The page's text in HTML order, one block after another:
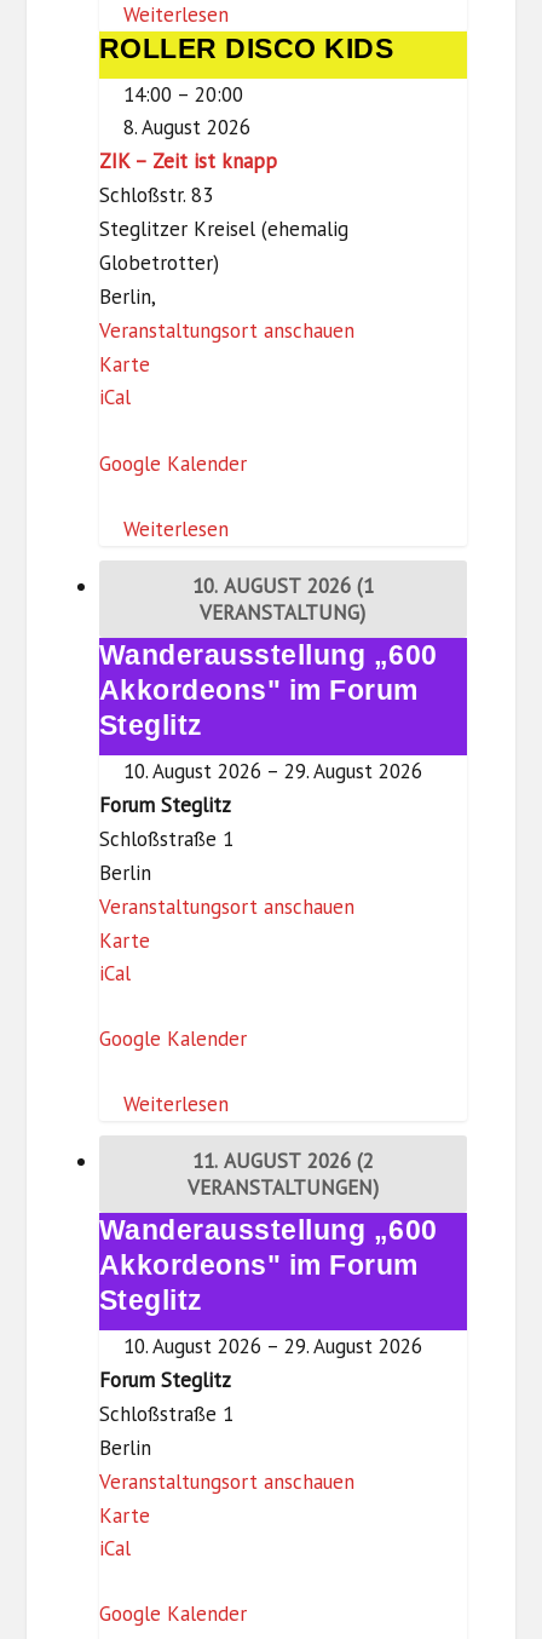
m
s
d
o
r
f
D
ü
p
p
e
Weiterlesen
ROLLER
DISCO
KIDS
ROLLER DISCO KIDS
14:00 – 20:00
8. August 2026
ZIK – Zeit ist knapp
Schloßstr. 83
Steglitzer Kreisel (ehemalig
Globetrotter)
Berlin,
Veranstaltungsort anschauen
KarteZ
–
e
i
i
s
t
k
n
a
p
p
iCal
Google Kalender
Weiterlesen
10. AUGUST 2026 (1
VERANSTALTUNG)
Wanderausstellung
„600
Akkordeons"
im
Wanderausstellung „600
Akkordeons" im Forum
Steglitz
10. August 2026 – 29. August 2026
Forum Steglitz
Schloßstraße 1
Berlin
Veranstaltungsort anschauen
KarteF
u
S
t
g
l
i
t
z
iCal
Google Kalender
Weiterlesen
11. AUGUST 2026 (2
VERANSTALTUNGEN)
Wanderausstellung
„600
Akkordeons"
im
Wanderausstellung „600
Akkordeons" im Forum
Steglitz
10. August 2026 – 29. August 2026
Forum Steglitz
Schloßstraße 1
Berlin
Veranstaltungsort anschauen
KarteF
u
iCal
Google Kalender